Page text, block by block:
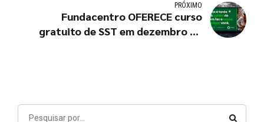
PRÓXIMO
Fundacentro OFERECE curso
gratuito de SST em dezembro de